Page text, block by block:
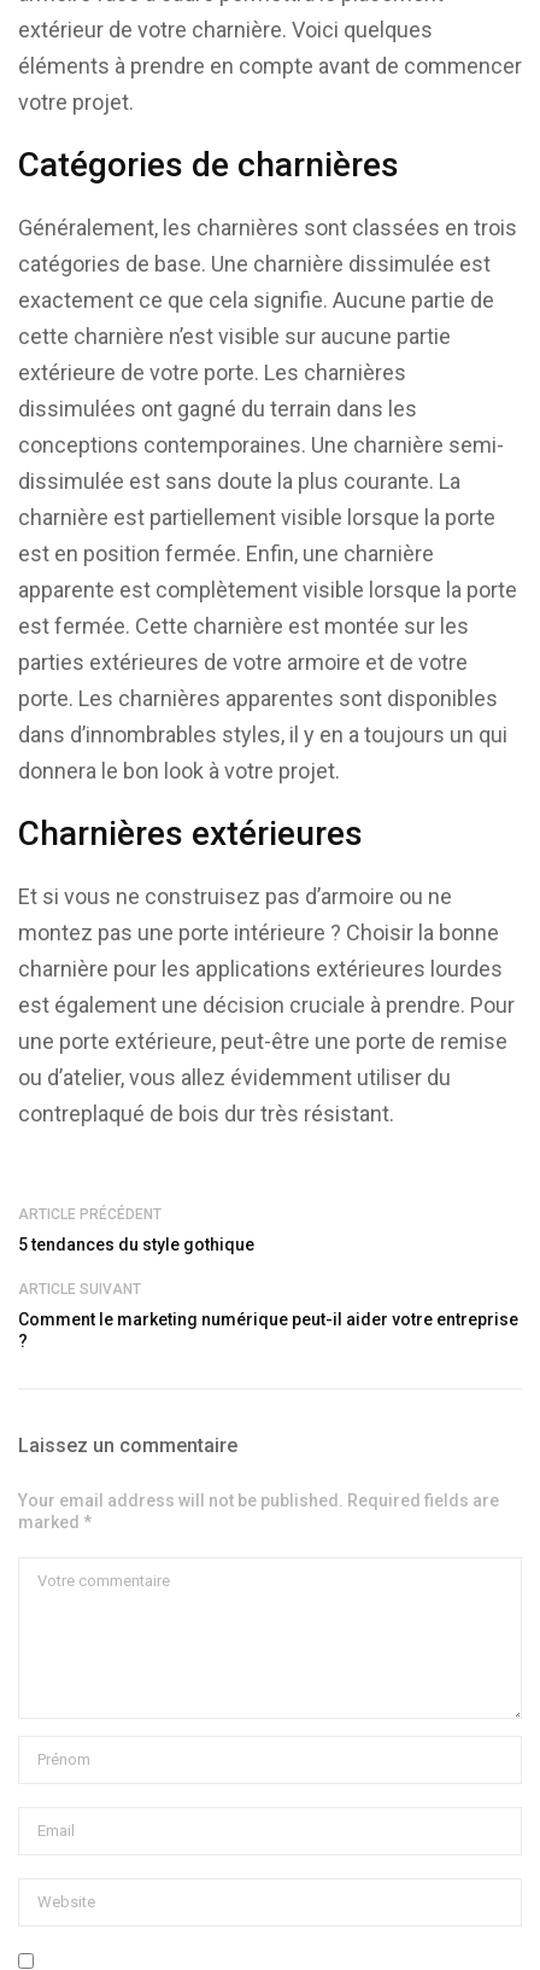
extérieur de votre charnière. Voici quelques
éléments à prendre en compte avant de commencer
votre projet.
Catégories de charnières
Généralement, les charnières sont classées en trois
catégories de base. Une charnière dissimulée est
exactement ce que cela signifie. Aucune partie de
cette charnière n’est visible sur aucune partie
extérieure de votre porte. Les charnières
dissimulées ont gagné du terrain dans les
conceptions contemporaines. Une charnière semi-
dissimulée est sans doute la plus courante. La
charnière est partiellement visible lorsque la porte
est en position fermée. Enfin, une charnière
apparente est complètement visible lorsque la porte
est fermée. Cette charnière est montée sur les
parties extérieures de votre armoire et de votre
porte. Les charnières apparentes sont disponibles
dans d’innombrables styles, il y en a toujours un qui
donnera le bon look à votre projet.
Charnières extérieures
Et si vous ne construisez pas d’armoire ou ne
montez pas une porte intérieure ? Choisir la bonne
charnière pour les applications extérieures lourdes
est également une décision cruciale à prendre. Pour
une porte extérieure, peut-être une porte de remise
ou d’atelier, vous allez évidemment utiliser du
contreplaqué de bois dur très résistant.
ARTICLE PRÉCÉDENT
5 tendances du style gothique
ARTICLE SUIVANT
Comment le marketing numérique peut-il aider votre entreprise
?
Laissez un commentaire
Your email address will not be published. Required fields are
marked *